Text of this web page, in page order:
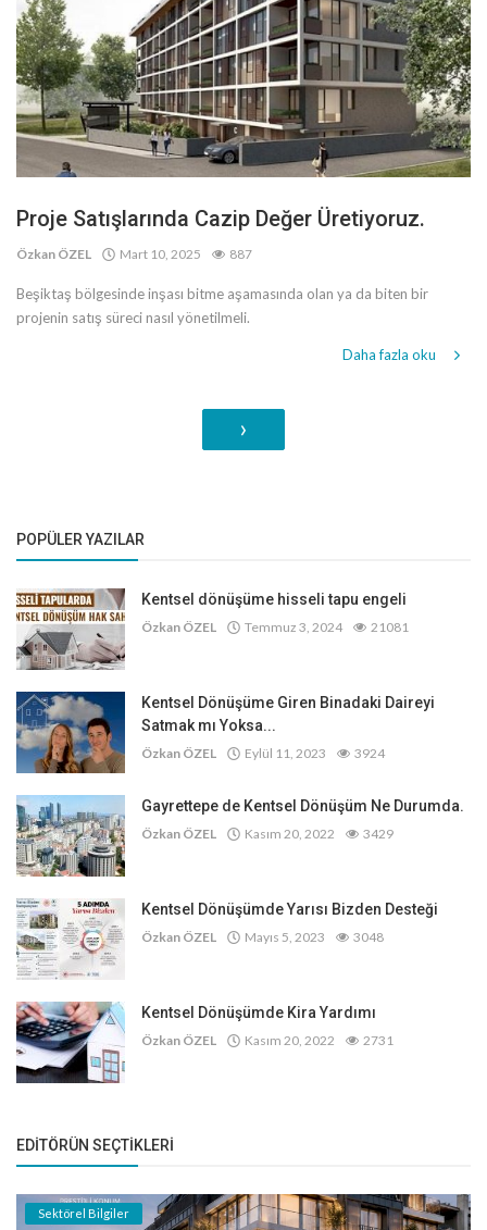
Proje Satışlarında Cazip Değer Üretiyoruz.
Özkan ÖZEL Mart 10, 2025 887
Beşiktaş bölgesinde inşası bitme aşamasında olan ya da biten bir
projenin satış süreci nasıl yönetilmeli.
Daha fazla oku
›
POPÜLER YAZILAR
Kentsel dönüşüme hisseli tapu engeli
Özkan ÖZEL Temmuz 3, 2024 21081
Kentsel Dönüşüme Giren Binadaki Daireyi
Satmak mı Yoksa...
Özkan ÖZEL Eylül 11, 2023 3924
Gayrettepe de Kentsel Dönüşüm Ne Durumda.
Özkan ÖZEL Kasım 20, 2022 3429
Kentsel Dönüşümde Yarısı Bizden Desteği
Özkan ÖZEL Mayıs 5, 2023 3048
Kentsel Dönüşümde Kira Yardımı
Özkan ÖZEL Kasım 20, 2022 2731
EDITÖRÜN SEÇTIKLERI
Sektörel Bilgiler